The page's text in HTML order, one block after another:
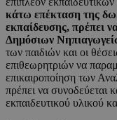
κάτω επέκταση της
εκπαίδευσης, πρέπει
Δημόσιων
των παιδιών και οι
επιθεωρητριών να
επικαιροποίηση των
πρέπει να συνοδεύεται
εκπαιδευτικού υλικού